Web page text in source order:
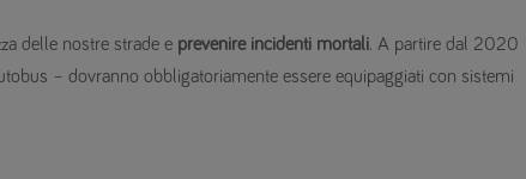
delle nostre strade e prevenire incidenti mortali. A partire dal 2020
– dovranno obbligatoriamente essere equipaggiati con sistemi